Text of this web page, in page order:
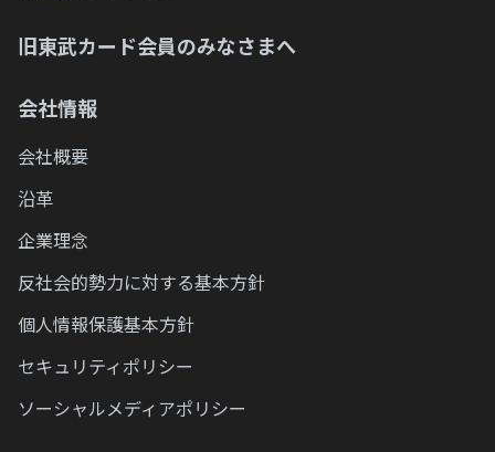
旧東武カード会員のみなさまへ
会社情報
会社概要
沿革
企業理念
反社会的勢力に対する基本方針
個人情報保護基本方針
セキュリティポリシー
ソーシャルメディアポリシー